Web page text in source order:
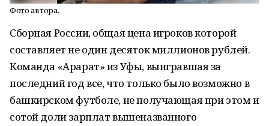
Фото автора.
Сборная России, общая цена игроков которой
составляет не один десяток миллионов рублей.
Команда «Арарат» из Уфы, выигравшая за
последний год все, что только было возможно в
башкирском футболе, не получающая при этом и
сотой доли зарплат вышеназванного